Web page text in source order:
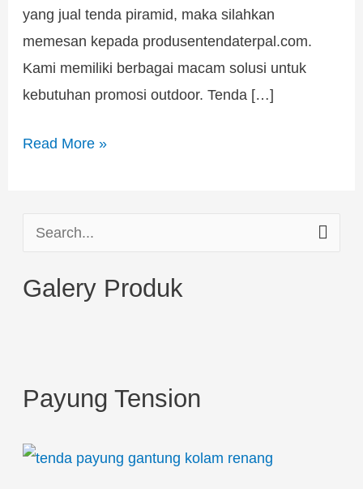
yang jual tenda piramid, maka silahkan
memesan kepada produsentendaterpal.com.
Kami memiliki berbagai macam solusi untuk
kebutuhan promosi outdoor. Tenda […]
Read More »
a
f
o
Galery Produk
Payung Tension